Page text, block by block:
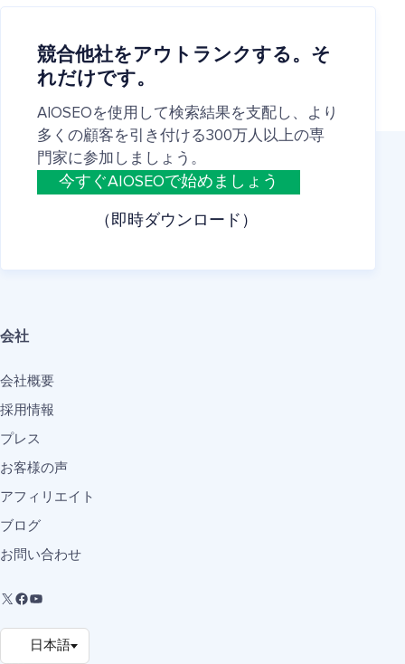
競合他社をアウトランクする。そ
れだけです。
AIOSEOを使用して検索結果を支配し、より
多くの顧客を引き付ける300万人以上の専
門家に参加しましょう。
今すぐAIOSEOで始めましょう
（即時ダウンロード）
会社
会社概要
採用情報
プレス
お客様の声
アフィリエイト
ブログ
お問い合わせ